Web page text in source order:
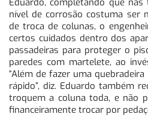
Eduardo, completando que
nível de corrosão costuma ser
de troca de colunas, o
certos cuidados dentro dos
passadeiras para proteger o
paredes com martelete, ao
“Além de fazer uma
rápido”, diz. Eduardo também
troquem a coluna toda, e não
financeiramente trocar por